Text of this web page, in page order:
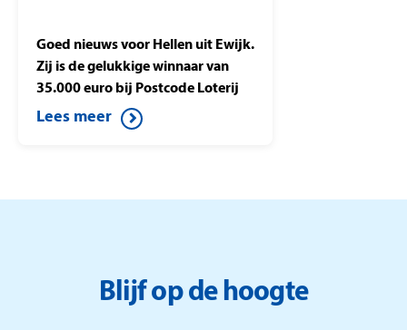
Goed nieuws voor Hellen uit Ewijk.
Zij is de gelukkige winnaar van
35.000 euro bij Postcode Loterij
Miljoenenjacht. Ze speelt de halve
finale tegen Berteld uit Gorssel en
Lees meer
Blijf op de hoogte